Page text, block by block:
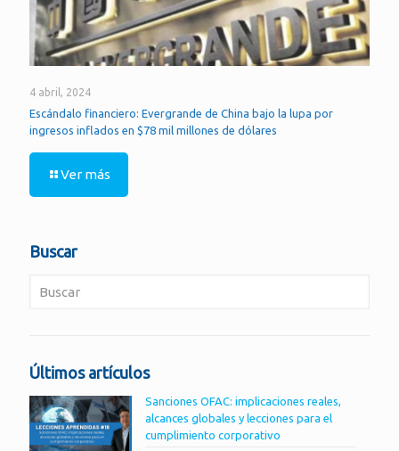
4 abril, 2024
Escándalo financiero: Evergrande de China bajo la lupa por
ingresos inflados en $78 mil millones de dólares
Ver más
Buscar
Últimos artículos
Sanciones OFAC: implicaciones reales,
alcances globales y lecciones para el
cumplimiento corporativo